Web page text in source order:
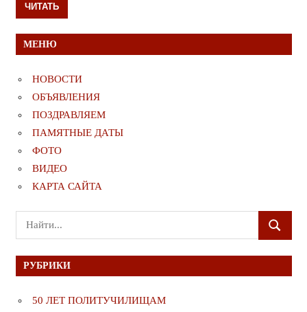
ЧИТАТЬ
МЕНЮ
НОВОСТИ
ОБЪЯВЛЕНИЯ
ПОЗДРАВЛЯЕМ
ПАМЯТНЫЕ ДАТЫ
ФОТО
ВИДЕО
КАРТА САЙТА
Поиск
для:
ПОИСК
РУБРИКИ
50 ЛЕТ ПОЛИТУЧИЛИЩАМ